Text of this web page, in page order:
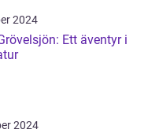
2024
Ett äventyr i
2024